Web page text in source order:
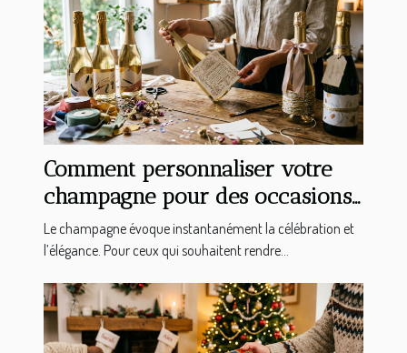
Comment personnaliser votre
champagne pour des occasions
spéciales ?
Le champagne évoque instantanément la célébration et
l’élégance. Pour ceux qui souhaitent rendre...